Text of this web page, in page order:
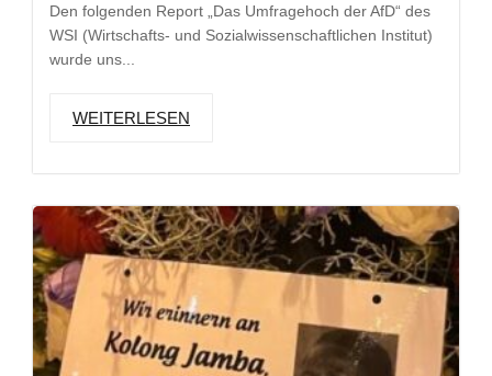
Den folgenden Report „Das Umfragehoch der AfD“ des
WSI (Wirtschafts- und Sozialwissenschaftlichen Institut)
wurde uns...
WEITERLESEN